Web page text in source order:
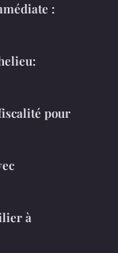
:
pour
à